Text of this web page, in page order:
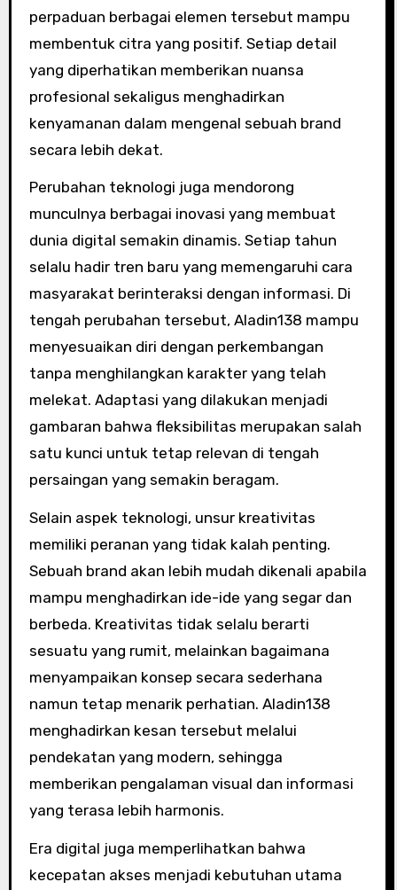
perpaduan berbagai elemen tersebut mampu
membentuk citra yang positif. Setiap detail
yang diperhatikan memberikan nuansa
profesional sekaligus menghadirkan
kenyamanan dalam mengenal sebuah brand
secara lebih dekat.
Perubahan teknologi juga mendorong
munculnya berbagai inovasi yang membuat
dunia digital semakin dinamis. Setiap tahun
selalu hadir tren baru yang memengaruhi cara
masyarakat berinteraksi dengan informasi. Di
tengah perubahan tersebut, Aladin138 mampu
menyesuaikan diri dengan perkembangan
tanpa menghilangkan karakter yang telah
melekat. Adaptasi yang dilakukan menjadi
gambaran bahwa fleksibilitas merupakan salah
satu kunci untuk tetap relevan di tengah
persaingan yang semakin beragam.
Selain aspek teknologi, unsur kreativitas
memiliki peranan yang tidak kalah penting.
Sebuah brand akan lebih mudah dikenali apabila
mampu menghadirkan ide-ide yang segar dan
berbeda. Kreativitas tidak selalu berarti
sesuatu yang rumit, melainkan bagaimana
menyampaikan konsep secara sederhana
namun tetap menarik perhatian. Aladin138
menghadirkan kesan tersebut melalui
pendekatan yang modern, sehingga
memberikan pengalaman visual dan informasi
yang terasa lebih harmonis.
Era digital juga memperlihatkan bahwa
kecepatan akses menjadi kebutuhan utama